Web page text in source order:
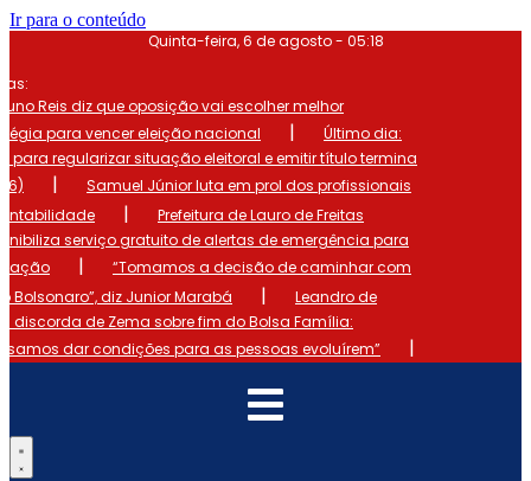
Ir para o conteúdo
Quinta-feira, 6 de agosto - 05:18
Reis diz que oposição vai escolher melhor
para vencer eleição nacional
|
Último dia:
para regularizar situação eleitoral e emitir título termina
|
Samuel Júnior luta em prol dos profissionais
|
Prefeitura de Lauro de Freitas
serviço gratuito de alertas de emergência para
|
“Tomamos a decisão de caminhar com
Bolsonaro”, diz Junior Marabá
|
Leandro de
discorda de Zema sobre fim do Bolsa Família:
dar condições para as pessoas evoluírem”
|